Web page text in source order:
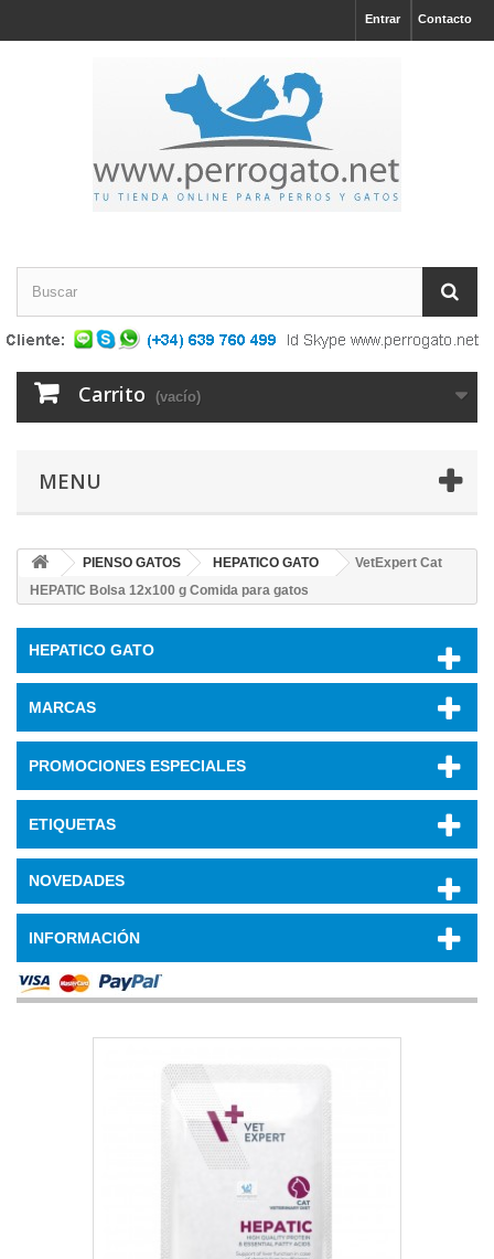
Contacto
Entrar
Carrito (vacío)
MENU
PIENSO GATOS HEPATICO GATO
VetExpert Cat
HEPATIC Bolsa 12x100 g Comida para gatos
HEPATICO GATO
MARCAS
PROMOCIONES ESPECIALES
ETIQUETAS
NOVEDADES
INFORMACIÓN